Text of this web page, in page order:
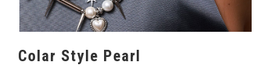
Colar Style Pearl